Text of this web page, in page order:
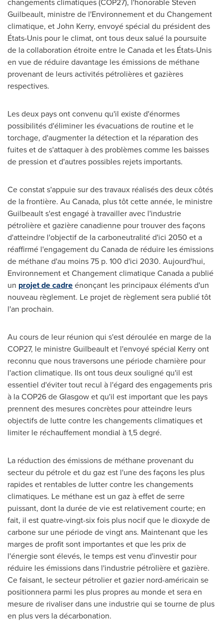
Guilbeault, ministre de l'Environnement et du Changement
climatique, etJohn Kerry, envoyé spécial du président des
États-Unis pour le climat, ont tous deux salué la poursuite
de la collaboration étroite entre leCanadaet les États-Unis
en vue de réduire davantage les émissions de méthane
provenant de leurs activités pétrolières et gazières
respectives.
Les deux pays ont convenu qu'il existe d'énormes
possibilités d'éliminer les évacuations de routine et le
torchage, d'augmenter la détection et la réparation des
fuites et de s'attaquer à des problèmes comme les baisses
de pression et d'autres possibles rejets importants.
Ce constat s'appuie sur des travaux réalisés des deux côtés
de la frontière. Au Canada, plus tôt cette année, le ministre
Guilbeault s'est engagé à travailler avec l'industrie
pétrolière et gazière canadienne pour trouver des façons
d'atteindre l'objectif de la carboneutralité d'ici 2050 eta
réaffirmé l'engagement du Canadade réduire les émissions
de méthane d'au moins 75 p. 100 d'ici 2030. Aujourd'hui,
Environnement et Changement climatiqueCanadaa publié
un projet de cadreénonçant les principaux éléments d'un
nouveau règlement. Le projet de règlement sera publié tôt
l'an prochain.
Au cours de leur réunion qui s'est déroulée en marge de la
COP27, le ministre Guilbeault et l'envoyé spécial Kerry ont
reconnu que nous traversons une période charnière pour
l'action climatique. Ils ont tous deux souligné qu'il est
essentiel d'éviter tout recul à l'égard des engagements pris
à laCOP26deGlasgowet qu'il est important que les pays
prennent des mesures concrètes pour atteindre leurs
objectifs de lutte contre les changements climatiques et
limiter le réchauffement mondial à 1,5 degré.
La réduction des émissions de méthane provenant du
secteur du pétrole et du gaz est l'une des façons les plus
rapides et rentables de lutter contre les changements
climatiques. Le méthane est un gaz à effet de serre
puissant, dont la durée de vie est relativement courte; en
fait, il est quatre-vingt-six fois plus nocif que le dioxyde de
carbone sur une période de vingt ans. Maintenant que les
marges de profit sont importantes et que les prix de
l'énergie sont élevés, le temps est venu d'investir pour
réduire les émissions dans l'industrie pétrolière et gazière.
Ce faisant, le secteur pétrolier et gazier nord-américain se
positionnera parmi les plus propres au monde et sera en
mesure de rivaliser dans une industrie qui se tourne de plus
en plus vers la décarbonation.